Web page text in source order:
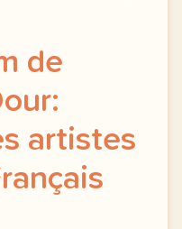
de
artistes